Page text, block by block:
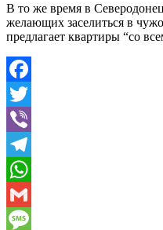
В то же время в
желающих заселиться в
предлагает квартиры “со
Facebook
Twitter
Viber
Telegram
WhatsApp
Gmail